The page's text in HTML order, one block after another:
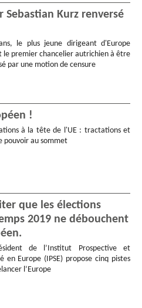
Kurz renversé
le plus jeune dirigeant d'Europe
le premier chancelier autrichien à être
par une motion de censure
!
à la tête de l'UE : tractations et
pouvoir au sommet
que les élections
2019 ne débouchent
de l’Institut Prospective et
en Europe (IPSE) propose cinq pistes
l’Europe